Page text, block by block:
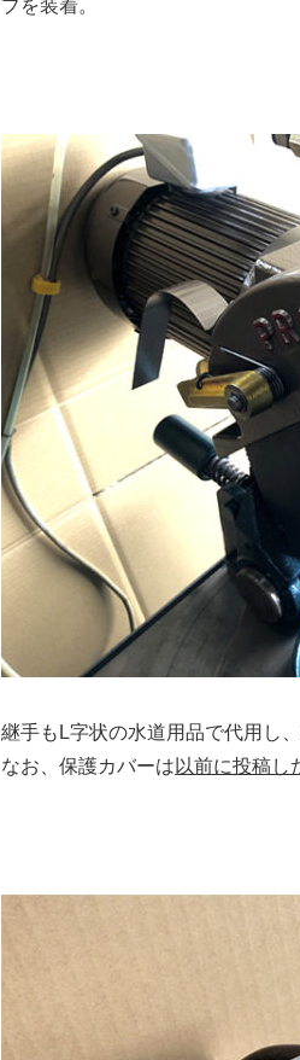
プを装着。
継手もL字状の水道用品で代用し
なお、保護カバーは 以前に投稿し